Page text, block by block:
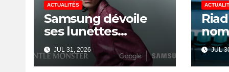
ACTUALITÉS
Samsung dévoile
ses lunettes
intelligentes Galaxy
avec IA et Gemini
JUL 31, 2026
de
JUL